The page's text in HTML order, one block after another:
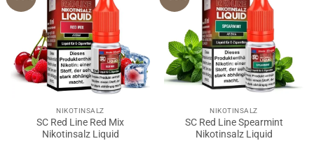
NIKOTINSALZ
SC Red Line Red Mix
Nikotinsalz Liquid
NIKOTINSALZ
SC Red Line Spearmint
Nikotinsalz Liquid